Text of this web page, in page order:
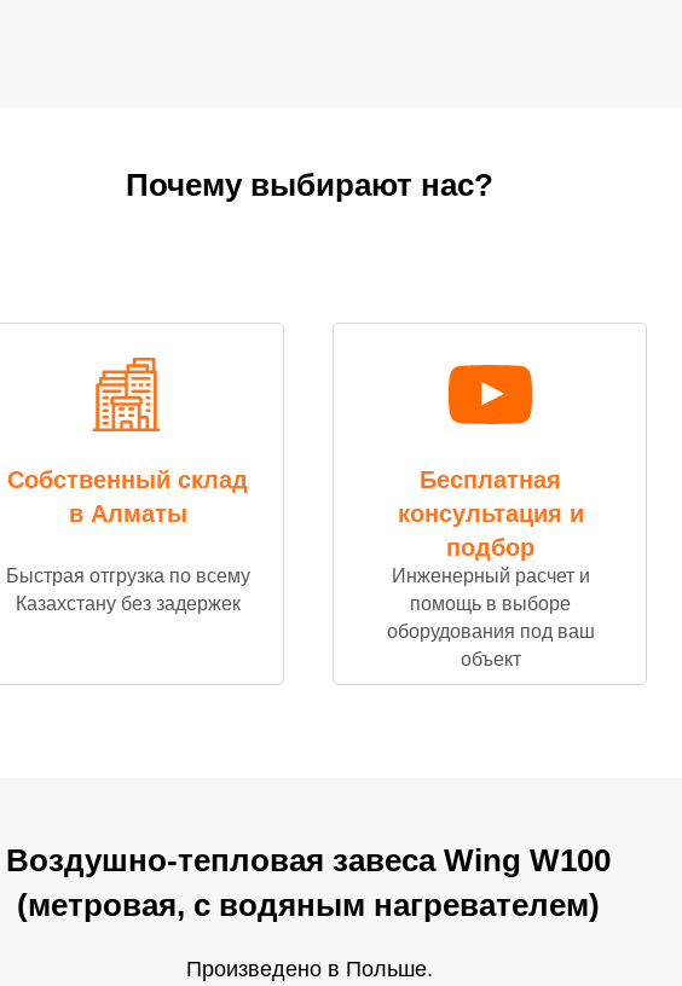
Почему выбирают нас?
Собственный склад
в Алматы
Бесплатная
консультация и
подбор
Быстрая отгрузка по всему
Казахстану без задержек
Инженерный расчет и
помощь в выборе
оборудования под ваш
объект
Воздушно-тепловая завеса Wing W100
(метровая, с водяным нагревателем)
Произведено в Польше.